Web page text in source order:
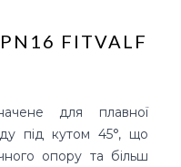
FITVALF
для плавної
під кутом 45°, що
опору та більш